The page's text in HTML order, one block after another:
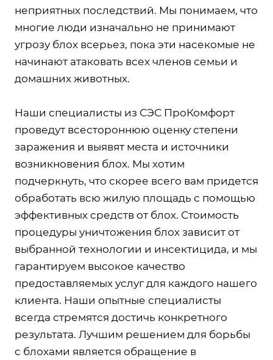
неприятных последствий. Мы понимаем, что
многие люди изначально не принимают
угрозу блох всерьез, пока эти насекомые не
начинают атаковать всех членов семьи и
домашних животных.
Наши специалисты из СЭС ПроКомфорт
проведут всестороннюю оценку степени
заражения и выявят места и источники
возникновения блох. Мы хотим
подчеркнуть, что скорее всего вам придется
обработать всю жилую площадь с помощью
эффективных средств от блох. Стоимость
процедуры уничтожения блох зависит от
выбранной технологии и инсектицида, и мы
гарантируем высокое качество
предоставляемых услуг для каждого нашего
клиента. Наши опытные специалисты
всегда стремятся достичь конкретного
результата. Лучшим решением для борьбы
с блохами является обращение в